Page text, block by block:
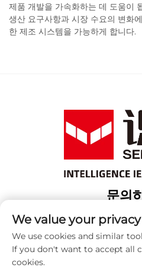
제품 개발을 가속화하는 데 도움이
생산 요구사항과 시장 수요의 변화
한 제조 시스템을 가능하게 합니다.
문의
Add: 상해 보산 구 위항로 18번
전화:+86-13917707297
이메일:[email protected]
We value your privacy
We use cookies and similar
If you don't want to accept all
cookies.